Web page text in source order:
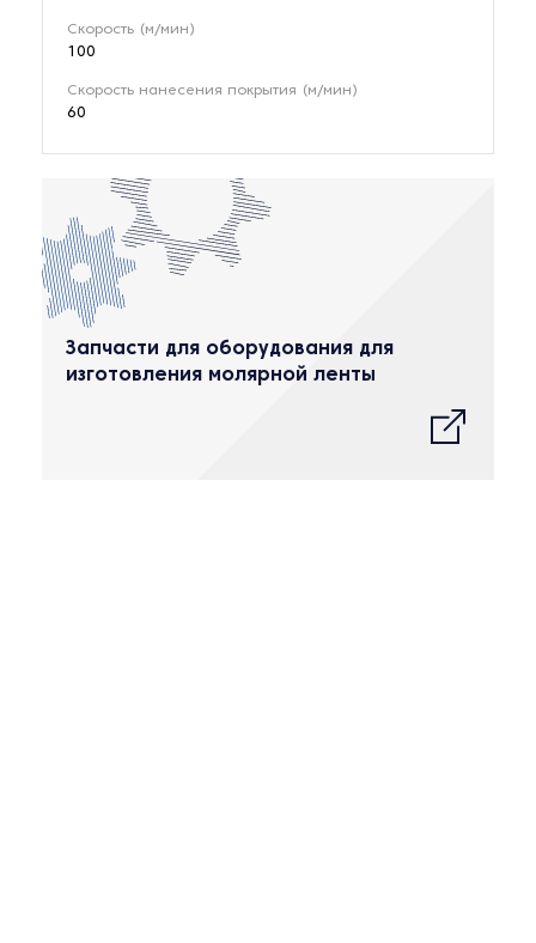
Скорость (м/мин)
100
Скорость нанесения покрытия (м/мин)
60
Запчасти для оборудования для
изготовления молярной ленты